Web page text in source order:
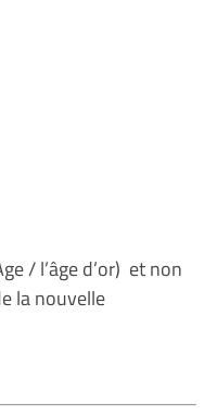
/ l’âge d’or) et non
la nouvelle